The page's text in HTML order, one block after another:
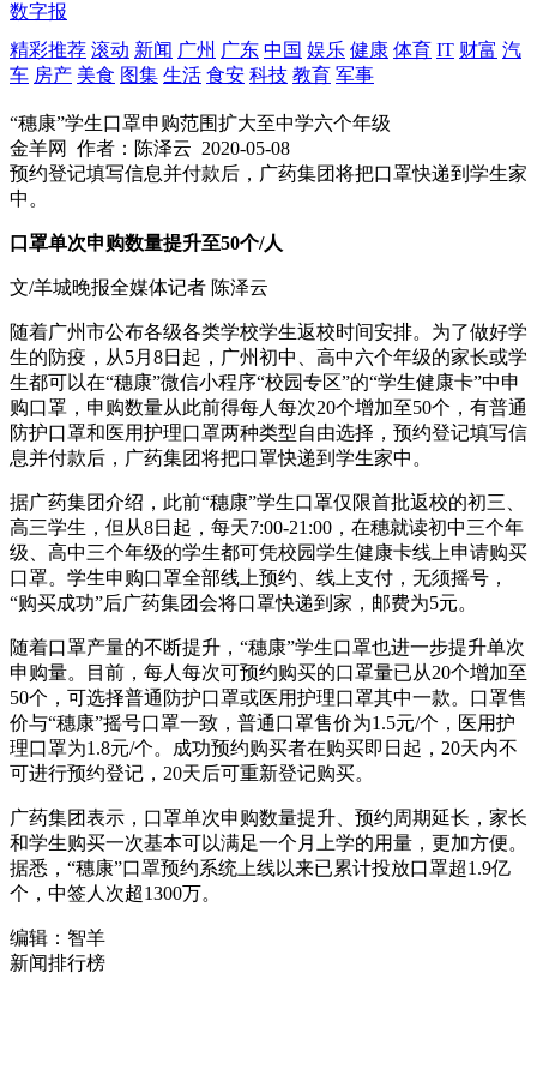
数字报
精彩推荐 滚动 新闻 广州 广东 中国 娱乐 健康 体育 IT 财富 汽
车 房产 美食 图集 生活 食安 科技 教育 军事
“穗康”学生口罩申购范围扩大至中学六个年级
金羊网
作者：陈泽云 2020-05-08
预约登记填写信息并付款后，广药集团将把口罩快递到学生家
中。
口罩单次申购数量提升至50个/人
文/羊城晚报全媒体记者 陈泽云
随着广州市公布各级各类学校学生返校时间安排。为了做好学
生的防疫，从5月8日起，广州初中、高中六个年级的家长或学
生都可以在“穗康”微信小程序“校园专区”的“学生健康卡”中申
购口罩，申购数量从此前得每人每次20个增加至50个，有普通
防护口罩和医用护理口罩两种类型自由选择，预约登记填写信
息并付款后，广药集团将把口罩快递到学生家中。
据广药集团介绍，此前“穗康”学生口罩仅限首批返校的初三、
高三学生，但从8日起，每天7:00-21:00，在穗就读初中三个年
级、高中三个年级的学生都可凭校园学生健康卡线上申请购买
口罩。学生申购口罩全部线上预约、线上支付，无须摇号，
“购买成功”后广药集团会将口罩快递到家，邮费为5元。
随着口罩产量的不断提升，“穗康”学生口罩也进一步提升单次
申购量。目前，每人每次可预约购买的口罩量已从20个增加至
50个，可选择普通防护口罩或医用护理口罩其中一款。口罩售
价与“穗康”摇号口罩一致，普通口罩售价为1.5元/个，医用护
理口罩为1.8元/个。成功预约购买者在购买即日起，20天内不
可进行预约登记，20天后可重新登记购买。
广药集团表示，口罩单次申购数量提升、预约周期延长，家长
和学生购买一次基本可以满足一个月上学的用量，更加方便。
据悉，“穗康”口罩预约系统上线以来已累计投放口罩超1.9亿
个，中签人次超1300万。
编辑：智羊
新闻排行榜